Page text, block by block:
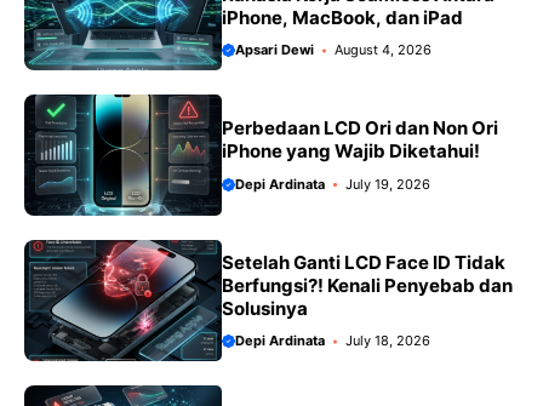
iPhone, MacBook, dan iPad
Apsari Dewi August 4, 2026
Perbedaan LCD Ori dan Non Ori
iPhone yang Wajib Diketahui!
Depi Ardinata July 19, 2026
Setelah Ganti LCD Face ID Tidak
Berfungsi?! Kenali Penyebab dan
Solusinya
Depi Ardinata July 18, 2026